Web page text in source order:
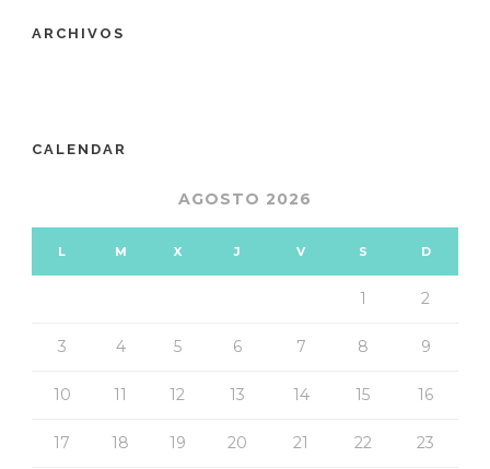
ARCHIVOS
CALENDAR
AGOSTO 2026
L M X J V S D
1 2
3 4 5 6 7 8 9
10 11 12 13 14 15 16
17 18 19 20 21 22 23